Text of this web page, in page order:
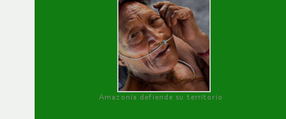
Amazonía defiende su territorio